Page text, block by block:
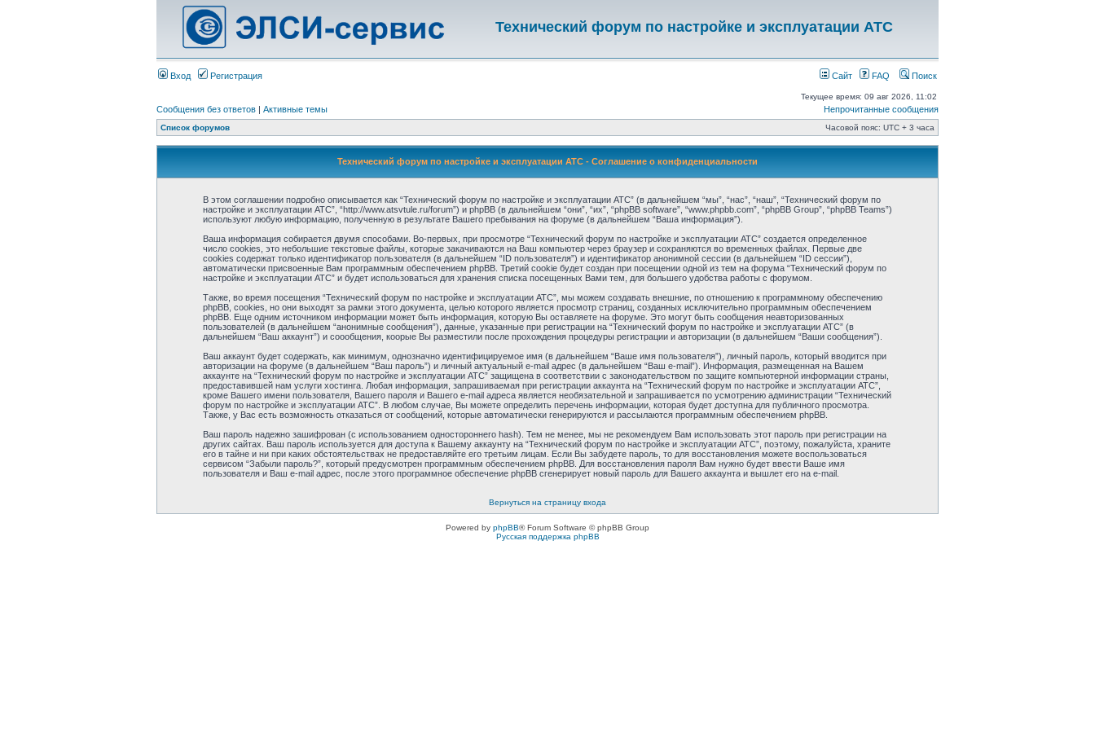
Технический форум по настройке и эксплуатации АТС
Вход Регистрация Сайт FAQ Поиск
Текущее время: 09 авг 2026, 11:02
Сообщения без ответов | Активные темы Непрочитанные сообщения
Список форумов Часовой пояс: UTC + 3 часа
Технический форум по настройке и эксплуатации АТС - Соглашение о конфиденциальности
В этом соглашении подробно описывается как “Технический форум по настройке и эксплуатации АТС” (в дальнейшем “мы”, “нас”, “наш”, “Технический форум по
настройке и эксплуатации АТС”, “http://www.atsvtule.ru/forum”) и phpBB (в дальнейшем “они”, “их”, “phpBB software”, “www.phpbb.com”, “phpBB Group”, “phpBB Teams”)
используют любую информацию, полученную в результате Вашего пребывания на форуме (в дальнейшем “Ваша информация”).
Ваша информация собирается двумя способами. Во-первых, при просмотре “Технический форум по настройке и эксплуатации АТС” создается определенное
число cookies, это небольшие текстовые файлы, которые закачиваются на Ваш компьютер через браузер и сохраняются во временных файлах. Первые две
cookies содержат только идентификатор пользователя (в дальнейшем “ID пользователя”) и идентификатор анонимной сессии (в дальнейшем “ID сессии”),
автоматически присвоенные Вам программным обеспечением phpBB. Третий cookie будет создан при посещении одной из тем на форума “Технический форум по
настройке и эксплуатации АТС” и будет использоваться для хранения списка посещенных Вами тем, для большего удобства работы с форумом.
Также, во время посещения “Технический форум по настройке и эксплуатации АТС”, мы можем создавать внешние, по отношению к программному обеспечению
phpBB, cookies, но они выходят за рамки этого документа, целью которого является просмотр страниц, созданных исключительно программным обеспечением
phpBB. Еще одним источником информации может быть информация, которую Вы оставляете на форуме. Это могут быть сообщения неавторизованных
пользователей (в дальнейшем “анонимные сообщения”), данные, указанные при регистрации на “Технический форум по настройке и эксплуатации АТС” (в
дальнейшем “Ваш аккаунт”) и соообщения, коорые Вы разместили после прохождения процедуры регистрации и авторизации (в дальнейшем “Ваши сообщения”).
Ваш аккаунт будет содержать, как минимум, однозначно идентифицируемое имя (в дальнейшем “Ваше имя пользователя”), личный пароль, который вводится при
авторизации на форуме (в дальнейшем “Ваш пароль”) и личный актуальный e-mail адрес (в дальнейшем “Ваш e-mail”). Информация, размещенная на Вашем
аккаунте на “Технический форум по настройке и эксплуатации АТС” защищена в соответствии с законодательством по защите компьютерной информации страны,
предоставившей нам услуги хостинга. Любая информация, запрашиваемая при регистрации аккаунта на “Технический форум по настройке и эксплуатации АТС”,
кроме Вашего имени пользователя, Вашего пароля и Вашего e-mail адреса является необязательной и запрашивается по усмотрению администрации “Технический
форум по настройке и эксплуатации АТС”. В любом случае, Вы можете определить перечень информации, которая будет доступна для публичного просмотра.
Также, у Вас есть возможность отказаться от сообщений, которые автоматически генерируются и рассылаются программным обеспечением phpBB.
Ваш пароль надежно зашифрован (с использованием одностороннего hash). Тем не менее, мы не рекомендуем Вам использовать этот пароль при регистрации на
других сайтах. Ваш пароль используется для доступа к Вашему аккаунту на “Технический форум по настройке и эксплуатации АТС”, поэтому, пожалуйста, храните
его в тайне и ни при каких обстоятельствах не предоставляйте его третьим лицам. Если Вы забудете пароль, то для восстановления можете воспользоваться
сервисом “Забыли пароль?”, который предусмотрен программным обеспечением phpBB. Для восстановления пароля Вам нужно будет ввести Ваше имя
пользователя и Ваш e-mail адрес, после этого программное обеспечение phpBB сгенерирует новый пароль для Вашего аккаунта и вышлет его на e-mail.
Вернуться на страницу входа
Powered by phpBB® Forum Software © phpBB Group
Русская поддержка phpBB